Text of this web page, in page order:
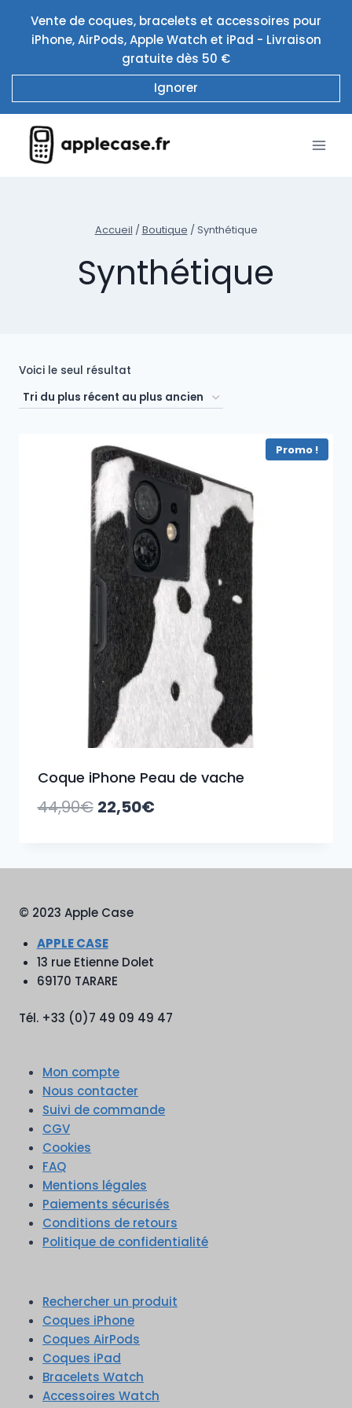
contenu
Vente de coques, bracelets et accessoires pour
iPhone, AirPods, Apple Watch et iPad - Livraison
gratuite dès 50 €
Ignorer
Accueil / Boutique / Synthétique
Synthétique
Voici le seul résultat
Promo !
Coque iPhone Peau de vache
44,90€ Le
44,90€.
22,50€Le
© 2023 Apple Case
APPLE CASE
13 rue Etienne Dolet
69170 TARARE
Tél. +33 (0)7 49 09 49 47
Mon compte
Nous contacter
Suivi de commande
CGV
Cookies
FAQ
Mentions légales
Paiements sécurisés
Conditions de retours
Politique de confidentialité
Rechercher un produit
Coques iPhone
Coques AirPods
Coques iPad
Bracelets Watch
Accessoires Watch